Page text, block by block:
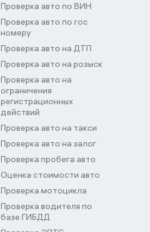
Проверка авто по ВИН
Проверка авто по гос
номеру
Проверка авто на ДТП
Проверка авто на розыск
Проверка авто на
ограничения
регистрационных
действий
Проверка авто на такси
Проверка авто на залог
Проверка пробега авто
Оценка стоимости авто
Проверка мотоцикла
Проверка водителя по
базе ГИБДД